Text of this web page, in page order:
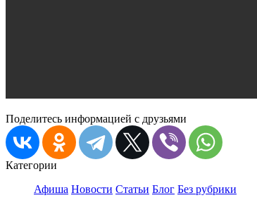
Поделитесь информацией с друзьями
Категории
Афиша Новости Статьи Блог Без рубрики